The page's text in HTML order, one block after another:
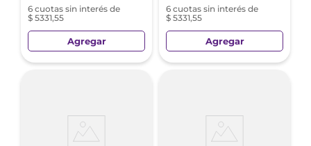
6 cuotas sin interés de
$ 5331,55
Agregar
6 cuotas sin interés de
$ 5331,55
Agregar